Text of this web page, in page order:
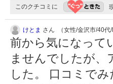
このクチコミに
けとま さん （女性/金沢市/40代/
前から気になって
ませんでしたが、
した。 口コミで